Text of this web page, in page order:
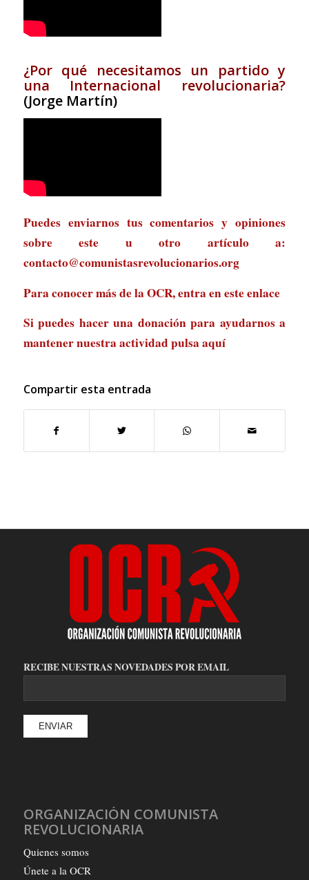
¿Por qué necesitamos un partido y
una Internacional revolucionaria?
(Jorge Martín)
Puedes enviarnos tus comentarios y opiniones
sobre este u otro artículo a:
contacto@comunistasrevolucionarios.org
Para conocer más de la OCR, entra eneste enlace
Si puedes hacer una donación para ayudarnos a
mantener nuestra actividad pulsa aquí
Compartir esta entrada
RECIBE NUESTRAS NOVEDADES POR EMAIL
ORGANIZACIÓN COMUNISTA
REVOLUCIONARIA
Quienes somos
Únete a la OCR